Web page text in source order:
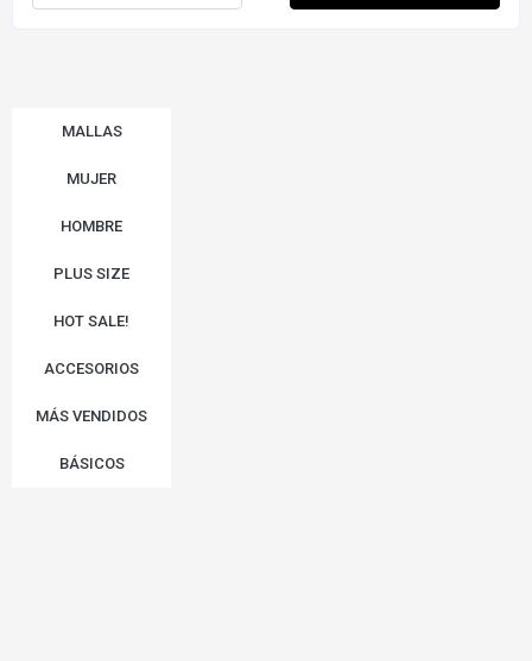
MALLAS
MUJER
HOMBRE
PLUS SIZE
HOT SALE!
ACCESORIOS
MÁS VENDIDOS
BÁSICOS